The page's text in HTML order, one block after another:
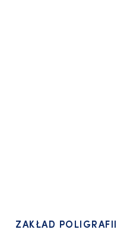
ZAKŁAD POLIGRAFII